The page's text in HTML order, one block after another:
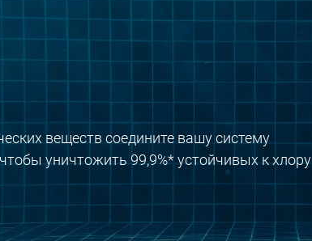
веществ соедините вашу систему
уничтожить 99,9%* устойчивых к хлору